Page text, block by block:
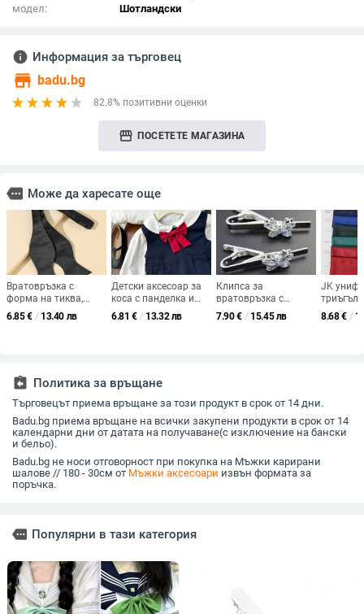
модел:
Шотландски
info Информация за търговец
store badu.bg
82.8% позитивни оценки
storefront ПОСЕТЕТЕ МАГАЗИНА
more Може да харесате още
Вратовръзка с
форма на тиква,
текстура като
коприна,
ежедневна визия,
връзване
6.85€ / 13.40 лв
Детски аксесоар за
коса с панделка и
цвете за яка — плат,
модел панделка,
6.81 € / 13.32 лв
Клипса за
вратовръзка с
кристална пеперуда,
кристални камъни,
7.90€ / 15.45 лв
JK
мотив на
8.68€ /
assignment_return Политика за връщане
Търговецът приема връщане за този продукт в срок от 14 дни.
Badu.bg приема връщане на всички закупени продукти в срок от 14
календарни дни от датата на получаване(с изключение на бански
и бельо).
Badu.bg не носи отговорност при покупка на Мъжки карирани
шалове // 180 - 30см от Мъжки аксесоари извън формата за
поръчка.
more Популярни в тази категория